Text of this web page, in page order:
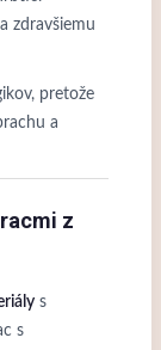
zdravšiemu
pretože
a
z
s
s